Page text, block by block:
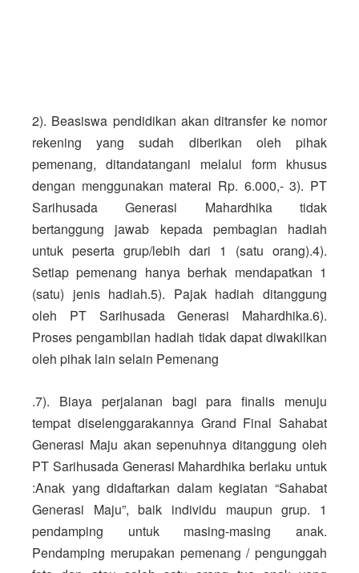
2). Beasiswa pendidikan akan ditransfer ke nomor
rekening yang sudah diberikan oleh pihak
pemenang, ditandatangani melalui form khusus
dengan menggunakan materai Rp. 6.000,- 3). PT
Sarihusada Generasi Mahardhika tidak
bertanggung jawab kepada pembagian hadiah
untuk peserta grup/lebih dari 1 (satu orang).4).
Setiap pemenang hanya berhak mendapatkan 1
(satu) jenis hadiah.5). Pajak hadiah ditanggung
oleh PT Sarihusada Generasi Mahardhika.6).
Proses pengambilan hadiah tidak dapat diwakilkan
oleh pihak lain selain Pemenang
.7). Biaya perjalanan bagi para finalis menuju
tempat diselenggarakannya Grand Final Sahabat
Generasi Maju akan sepenuhnya ditanggung oleh
PT Sarihusada Generasi Mahardhika berlaku untuk
:Anak yang didaftarkan dalam kegiatan “Sahabat
Generasi Maju”, baik individu maupun grup. 1
pendamping untuk masing-masing anak.
Pendamping merupakan pemenang / pengunggah